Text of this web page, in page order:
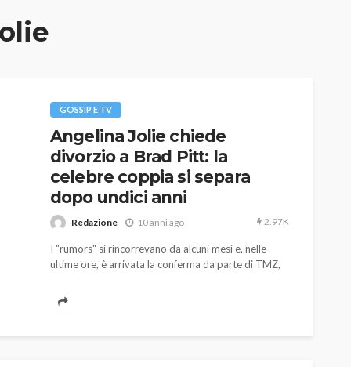
GOSSIP E TV
Angelina Jolie chiede
divorzio a Brad Pitt: la
celebre coppia si separa
dopo undici anni
Redazione 10 anni ago 2.97K
I "rumors" si rincorrevano da alcuni mesi e, nelle
ultime ore, è arrivata la conferma da parte di TMZ,
il divorzio da suo marito, Brad Pitt.